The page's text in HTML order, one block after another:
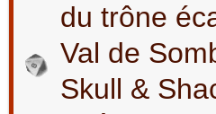
du trône
Val de
Skull &